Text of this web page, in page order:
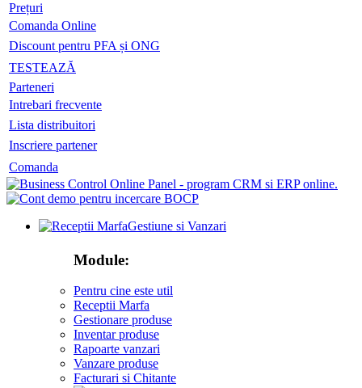
Prețuri
Comanda Online
Discount pentru PFA și ONG
TESTEAZĂ
Parteneri
Intrebari frecvente
Lista distribuitori
Inscriere partener
Comanda
Gestiune si Vanzari
Module:
Pentru cine este util
Receptii Marfa
Gestionare produse
Inventar produse
Rapoarte vanzari
Vanzare produse
Facturari si Chitante